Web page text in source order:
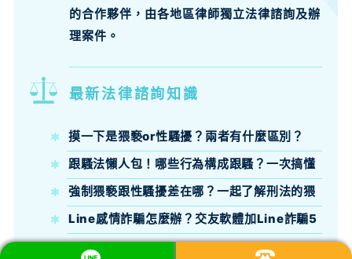
的合作夥伴，由各地區律師獨立法律諮詢及辦
理案件。
最新法律諮詢知識
摸一下是猥褻or性騷擾？兩者有什麼區別？
跟騷法懶人包！哪些行為構成跟騷？一次搞懂
跟騷法定義、構成要件與刑責
強制猥褻跟性騷擾差在哪？一起了解刑法的猥
褻定義吧！
Line感情詐騙怎麼辦？交友軟體加Line詐騙5
大話術與報案自保全攻略